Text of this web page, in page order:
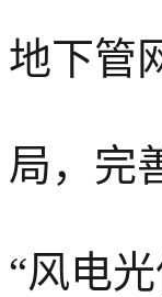
地下管
局，完
“风电